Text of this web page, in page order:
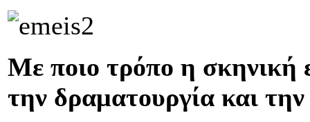
Με ποιο τρόπο η σκηνική
την δραματουργία και